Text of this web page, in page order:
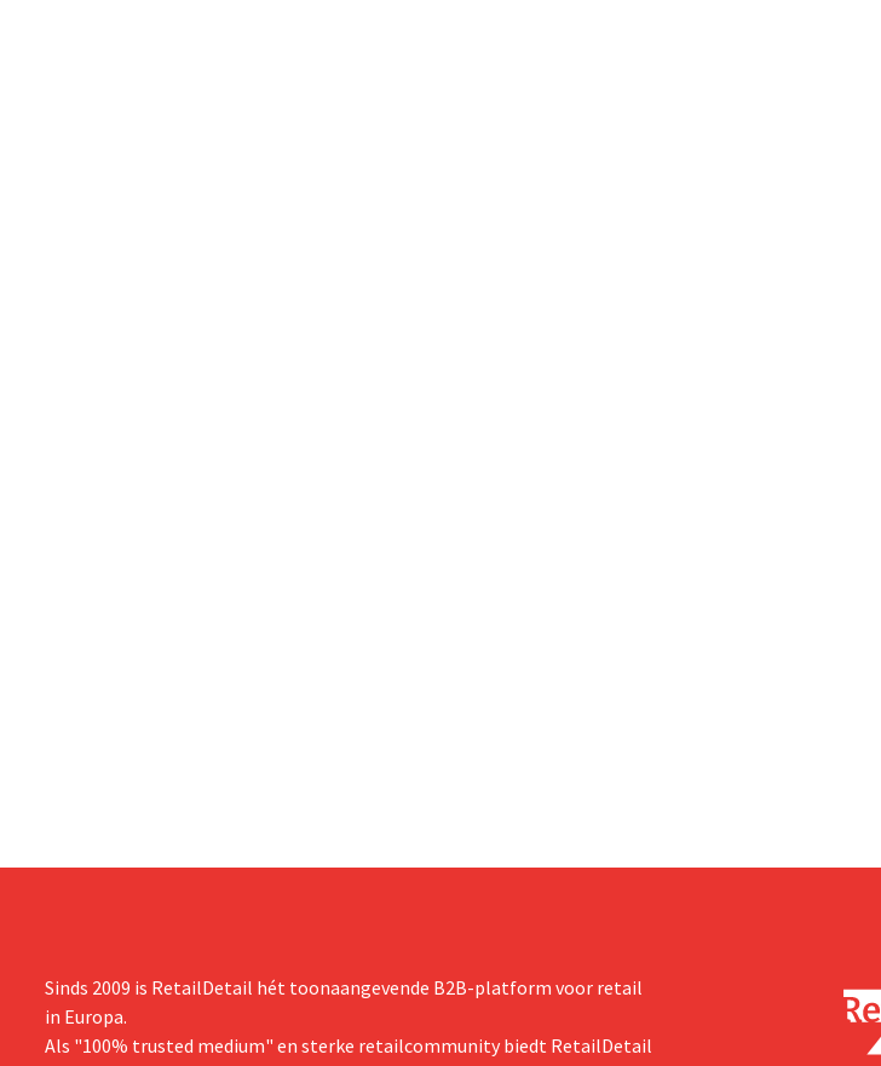
Sinds 2009 is RetailDetail hét toonaangevende B2B-platform voor retail
in Europa.
Als "100% trusted medium" en sterke retailcommunity biedt RetailDetail